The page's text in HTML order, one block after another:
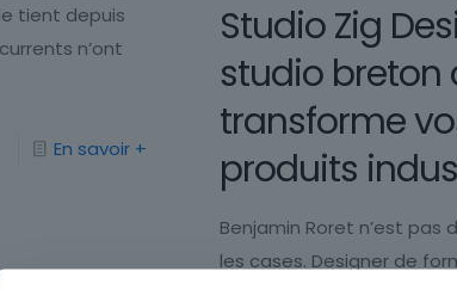
tient depuis
n’ont
En savoir +
Studio Zig
studio breton
transforme
produits
Benjamin Roret n’est pas
les cases. Designer de